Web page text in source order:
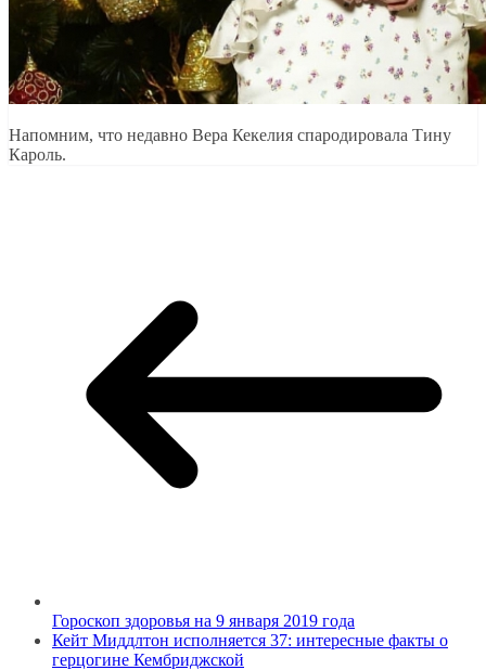
Напомним, что недавно Вера Кекелия спародировала Тину
Кароль.
Гороскоп здоровья на 9 января 2019 года
Кейт Миддлтон исполняется 37: интересные факты о
герцогине Кембриджской